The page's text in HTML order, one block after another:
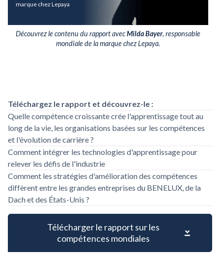
marque chez Lepaya
Découvrez le contenu du rapport avecMilda Bayer, responsable
mondiale de la marque chez Lepaya.
Téléchargez le rapport et découvrez-le :
Quelle compétence croissante crée l'apprentissage tout au
long de la vie, les organisations basées sur les compétences
et l'évolution de carrière ?
Comment intégrer les technologies d'apprentissage pour
relever les défis de l'industrie
Comment les stratégies d'amélioration des compétences
diffèrent entre les grandes entreprises du BENELUX, de la
Dach et des États-Unis ?
Télécharger le rapport sur les
compétences mondiales